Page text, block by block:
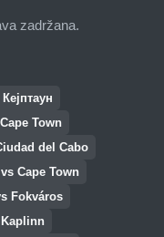
zadržana.
Town
del Cabo
Cape Town
Fokváros
Kaplinn